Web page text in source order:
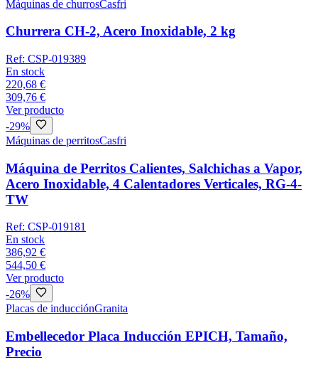
Máquinas de churrosCasfri
Churrera CH-2, Acero Inoxidable, 2 kg
Ref: CSP-019389
En stock
220,68 €
309,76 €
Ver producto
-29%
Máquinas de perritosCasfri
Máquina de Perritos Calientes, Salchichas a Vapor,
Acero Inoxidable, 4 Calentadores Verticales, RG-4-
TW
Ref: CSP-019181
En stock
386,92 €
544,50 €
Ver producto
-26%
Placas de inducciónGranita
Embellecedor Placa Inducción EPICH, Tamaño,
Precio